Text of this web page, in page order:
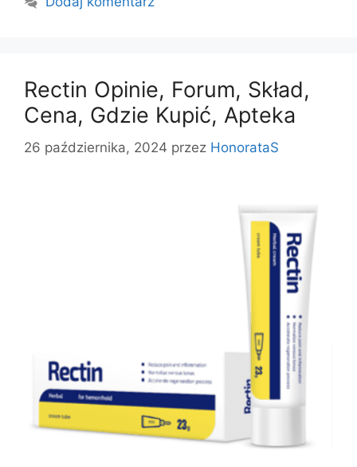
Rectin Opinie, Forum, Skład,
Cena, Gdzie Kupić, Apteka
26 października, 2024 przez HonorataS